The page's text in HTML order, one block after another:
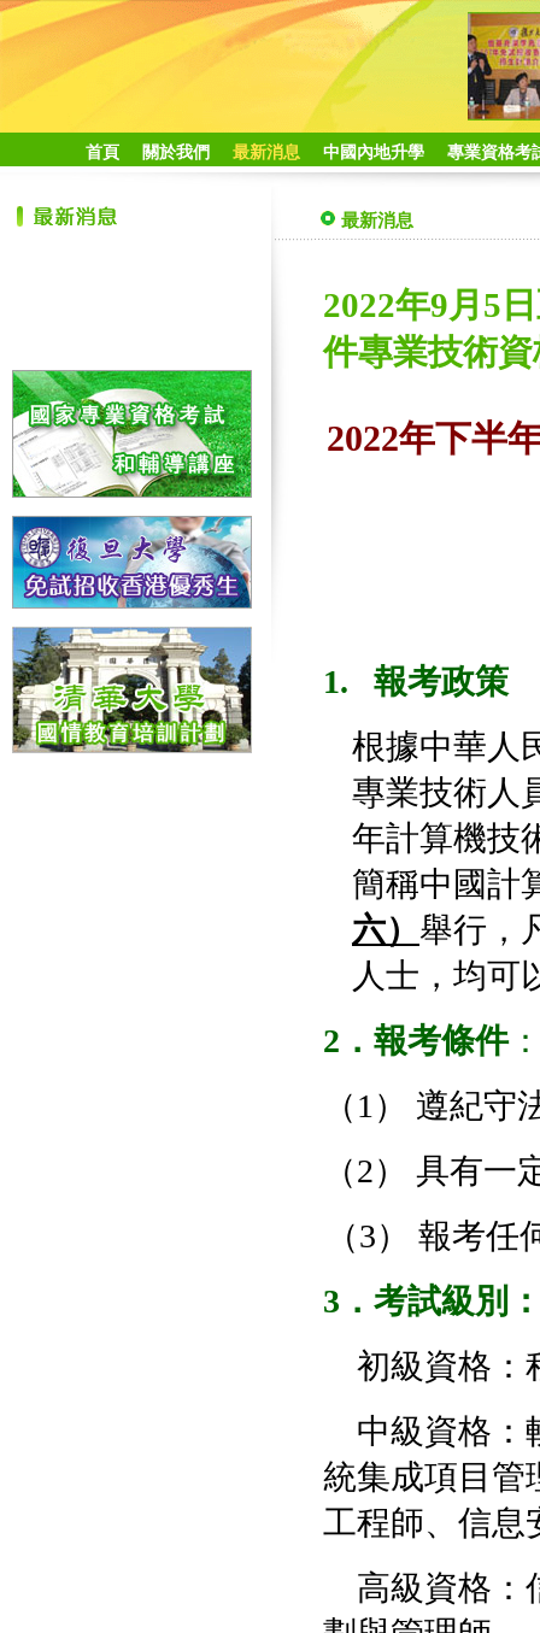
首頁 關於我們 最新消息 中國內地升學 專業資格考
最新消息
2022年9月5
件專業技術
2022年下半
1. 報考政策
根據中華人
專業技術人
年計算機技
簡稱中國計
六） 舉行，
人士，均可
2 ．報考條件
（1） 遵紀
（2） 具有
（3） 報考
3 ．考試級別
初級資格：
中級資格：
統集成項目管
工程師、信息
高級資格：